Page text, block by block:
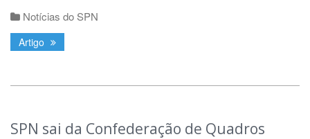
Notícias do SPN
Artigo
SPN sai da Confederação de Quadros